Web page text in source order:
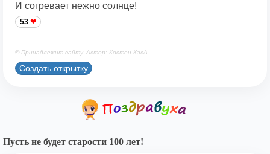
И согревает нежно солнце!
53
© Принадлежит сайту. Автор: Костен КавА
Создать открытку
Пусть не будет старости 100 лет!